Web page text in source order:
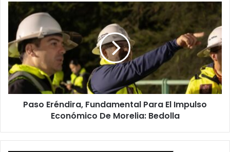
Este
Domingo
Paso
Eréndira,
Fundamental
Para
El
Impulso
Económico
De
Morelia:
BedollaPaso Eréndira, Fundamental Para El Impulso
Económico De Morelia: Bedolla